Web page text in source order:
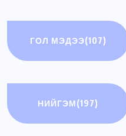
ГОЛ МЭДЭЭ(107)
НИЙГЭМ(197)